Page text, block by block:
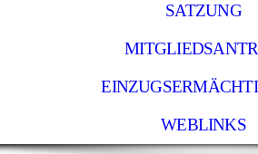
SATZUNG
WEBLINKS